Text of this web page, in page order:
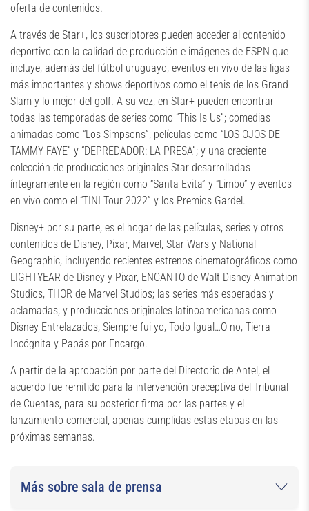
oferta de contenidos.
A través de Star+, los suscriptores pueden acceder al contenido
deportivo con la calidad de producción e imágenes de ESPN que
incluye, además del fútbol uruguayo, eventos en vivo de las ligas
más importantes y shows deportivos como el tenis de los Grand
Slam y lo mejor del golf. A su vez, en Star+ pueden encontrar
todas las temporadas de series como “This Is Us”; comedias
animadas como “Los Simpsons”; películas como “LOS OJOS DE
TAMMY FAYE” y “DEPREDADOR: LA PRESA”; y una creciente
colección de producciones originales Star desarrolladas
íntegramente en la región como “Santa Evita” y “Limbo” y eventos
en vivo como el “TINI Tour 2022” y los Premios Gardel.
Disney+ por su parte, es el hogar de las películas, series y otros
contenidos de Disney, Pixar, Marvel, Star Wars y National
Geographic, incluyendo recientes estrenos cinematográficos como
LIGHTYEAR de Disney y Pixar, ENCANTO de Walt Disney Animation
Studios, THOR de Marvel Studios; las series más esperadas y
aclamadas; y producciones originales latinoamericanas como
Disney Entrelazados, Siempre fui yo, Todo Igual…O no, Tierra
Incógnita y Papás por Encargo.
A partir de la aprobación por parte del Directorio de Antel, el
acuerdo fue remitido para la intervención preceptiva del Tribunal
de Cuentas, para su posterior firma por las partes y el
lanzamiento comercial, apenas cumplidas estas etapas en las
próximas semanas.
Más sobre sala de prensa